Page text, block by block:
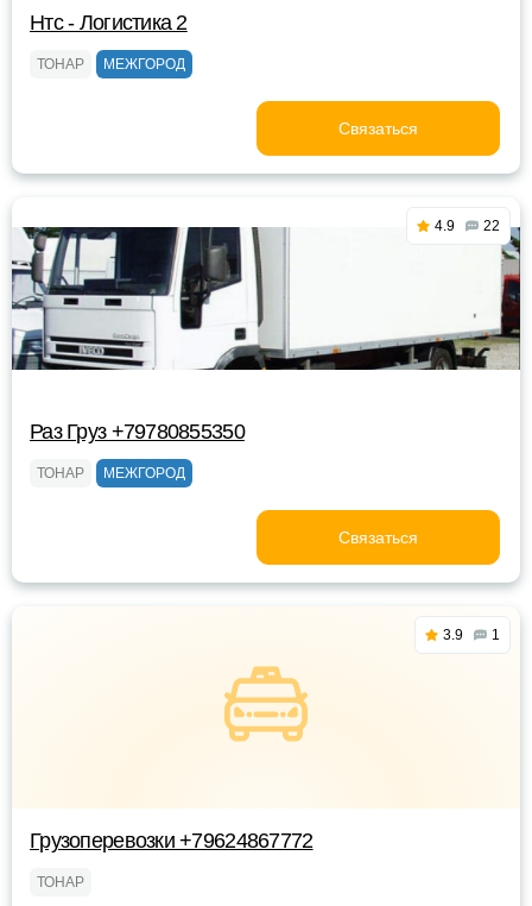
Нтс - Логистика 2
ТОНАР МЕЖГОРОД
Связаться
4.9 22
Раз Груз +79780855350
ТОНАР МЕЖГОРОД
Связаться
3.9 1
Грузоперевозки +79624867772
ТОНАР